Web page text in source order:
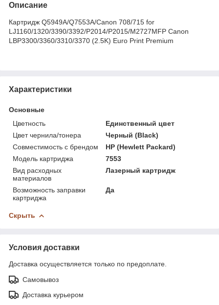
Описание
Картридж Q5949A/Q7553A/Canon 708/715 for
LJ1160/1320/3390/3392/P2014/P2015/M2727MFP Canon
LBP3300/3360/3310/3370 (2.5K) Euro Print Premium
Характеристики
Основные
Цветность
Единственный цвет
Цвет чернила/тонера
Черный (Black)
Совместимость с брендом
HP (Hewlett Packard)
Модель картриджа
7553
Вид расходных
материалов
Лазерный картридж
Возможность заправки
картриджа
Да
Скрыть
Условия доставки
Доставка осуществляется только по предоплате.
Самовывоз
Доставка курьером